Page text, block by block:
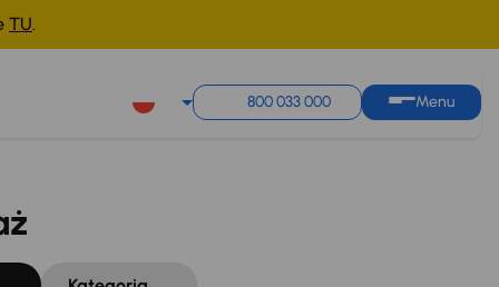
TU.
800 033 000 Menu